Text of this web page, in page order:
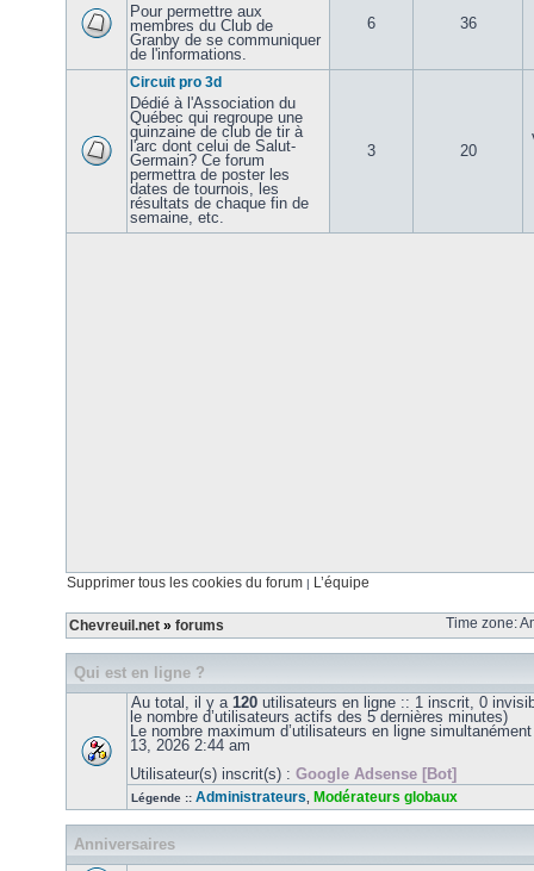
Pour permettre aux
membres du Club de
Granby de se communiquer
de l'informations.
6 36
Circuit pro 3d
Dédié à l'Association du
Québec qui regroupe une
quinzaine de club de tir à
l'arc dont celui de Salut-
Germain? Ce forum
permettra de poster les
dates de tournois, les
résultats de chaque fin de
semaine, etc.
3 20
Supprimer tous les cookies du forum | L’équipe
Chevreuil.net » forums Time zone:
Qui est en ligne ?
Au total, il y a 120 utilisateurs en ligne :: 1 inscrit, 0
le nombre d’utilisateurs actifs des 5 dernières minutes)
Le nombre maximum d’utilisateurs en ligne
13, 2026 2:44 am
Utilisateur(s) inscrit(s) : Google Adsense [Bot]
Légende :: Administrateurs Modérateurs globaux
Anniversaires